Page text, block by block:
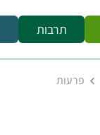
תרבות
פרעות